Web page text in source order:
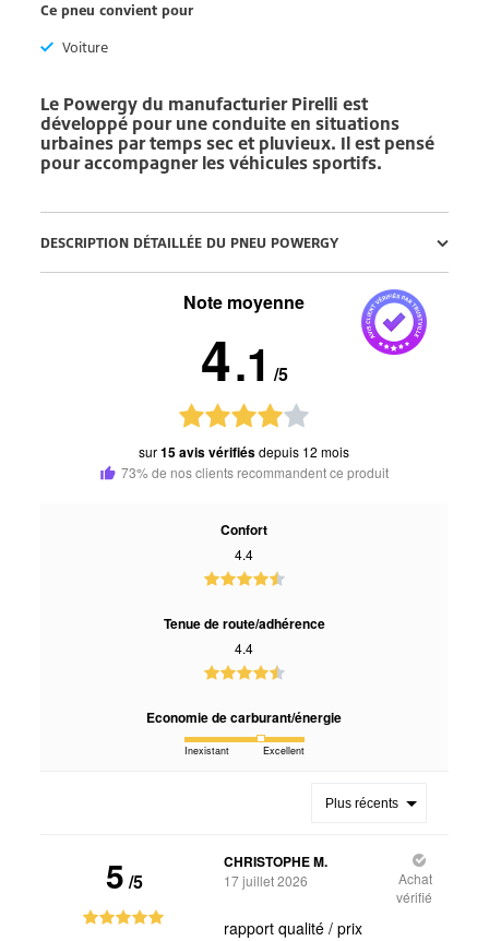
Ce pneu convient pour
Voiture
Le Powergy du manufacturier Pirelli est
développé pour une conduite en situations
urbaines par temps sec et pluvieux. Il est pensé
pour accompagner les véhicules sportifs.
DESCRIPTION DÉTAILLÉE DU PNEU POWERGY
Note moyenne
4.1 /5
sur15 avis vérifiésdepuis 12 mois
73% de nos clients recommandent ce produit
Confort
4.4
Tenue de route/adhérence
4.4
Economie de carburant/énergie
Inexistant Excellent
Plus récents
5 /5
CHRISTOPHE M.
17 juillet 2026
Achat
vérifié
rapport qualité / prix